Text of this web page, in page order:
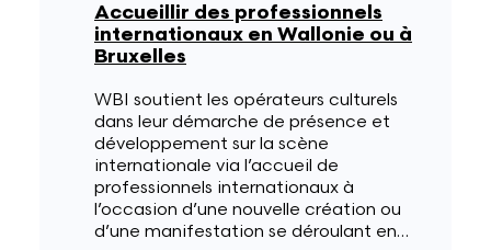
Accueillir des professionnels
internationaux en Wallonie ou à
Bruxelles
WBI soutient les opérateurs culturels
dans leur démarche de présence et
développement sur la scène
internationale via l’accueil de
professionnels internationaux à
l’occasion d’une nouvelle création ou
d’une manifestation se déroulant en…